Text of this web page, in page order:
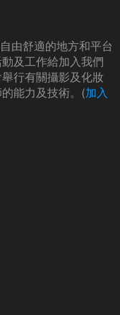
由舒適的地方和平台
及工作給加入我們
行有關攝影及化妝
能力及技術。(加入